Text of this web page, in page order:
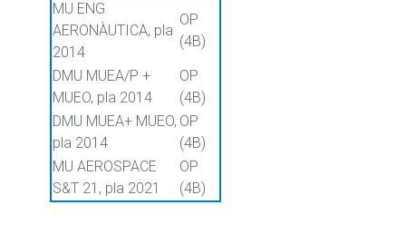
MU ENG
AERONÀUTICA, pla
2014
OP
(4B)
DMU MUEA/P +
MUEO, pla 2014
OP
(4B)
DMU MUEA+ MUEO,
pla 2014
OP
(4B)
MU AEROSPACE
S&T 21, pla 2021
OP
(4B)